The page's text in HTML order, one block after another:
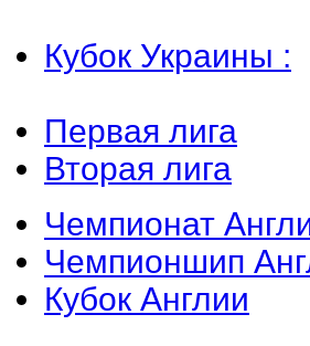
Кубок Украины :
Первая лига
Вторая лига
Чемпионат
Чемпионшип
Кубок Англии